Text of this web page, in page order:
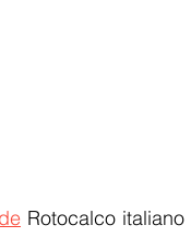
Rotocalco